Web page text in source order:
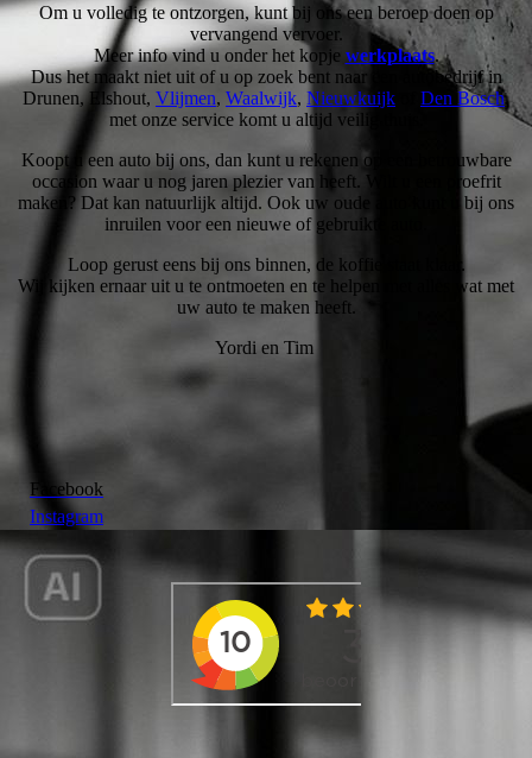
Om u volledig te ontzorgen, kunt bij ons een beroep doen op
vervangend vervoer.
Meer info vind u onder het kopje werkplaats.
Dus het maakt niet uit of u op zoek bent naar een autobedrijf in
Drunen, Elshout, Vlijmen, Waalwijk, Nieuwkuijk Den Bosch,
met onze service komt u altijd veilig thuis.
Koopt u een auto bij ons, dan kunt u rekenen op een betrouwbare
occasion waar u nog jaren plezier van heeft. Wilt u een proefrit
maken? Dat kan natuurlijk altijd. Ook uw oude auto kunt u bij ons
inruilen voor een nieuwe of gebruikte auto.
Loop gerust eens bij ons binnen, de koffie staat klaar.
Wij kijken ernaar uit u te ontmoeten en te helpen met alles wat met
uw auto te maken heeft.
Yordi en Tim
Facebook
Instagram